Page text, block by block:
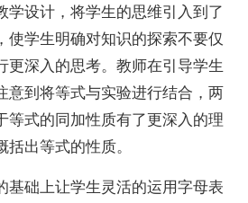
学设计，将学生的思维引入到了
使学生明确对知识的探索不要仅
更深入的思考。教师在引导学生
意到将等式与实验进行结合，两
等式的同加性质有了更深入的理
出等式的性质。
础上让学生灵活的运用字母表